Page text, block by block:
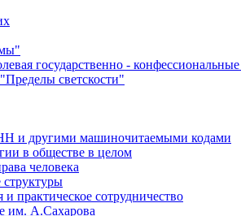
государственно -
светскости"
и другими машиночитаемыми кодами
в обществе в целом
человека
практическое сотрудничество
им. А.Сахарова